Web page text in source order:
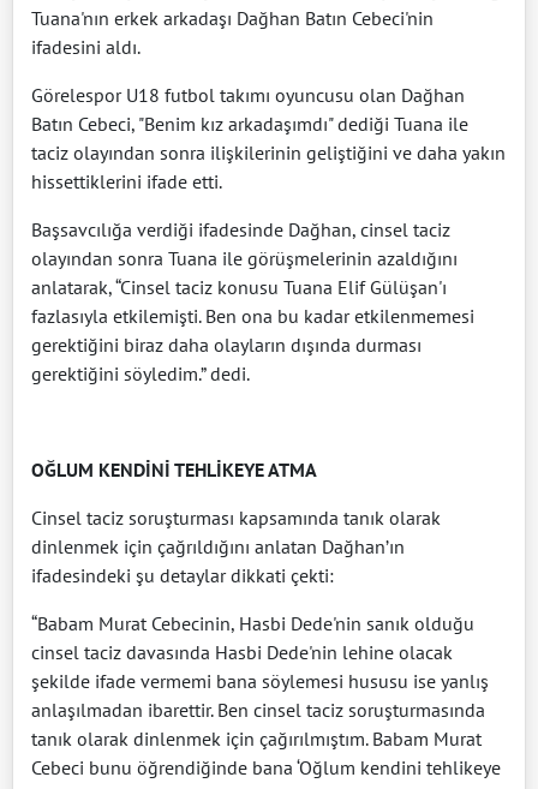
Tuana'nın erkek arkadaşı Dağhan Batın Cebeci'nin
ifadesini aldı.
Görelespor U18 futbol takımı oyuncusu olan Dağhan
Batın Cebeci, "Benim kız arkadaşımdı" dediği Tuana ile
taciz olayından sonra ilişkilerinin geliştiğini ve daha yakın
hissettiklerini ifade etti.
Başsavcılığa verdiği ifadesinde Dağhan, cinsel taciz
olayından sonra Tuana ile görüşmelerinin azaldığını
anlatarak, “Cinsel taciz konusu Tuana Elif Gülüşan'ı
fazlasıyla etkilemişti. Ben ona bu kadar etkilenmemesi
gerektiğini biraz daha olayların dışında durması
gerektiğini söyledim.” dedi.
OĞLUM KENDİNİ TEHLİKEYE ATMA
Cinsel taciz soruşturması kapsamında tanık olarak
dinlenmek için çağrıldığını anlatan Dağhan’ın
ifadesindeki şu detaylar dikkati çekti:
“Babam Murat Cebecinin, Hasbi Dede'nin sanık olduğu
cinsel taciz davasında Hasbi Dede'nin lehine olacak
şekilde ifade vermemi bana söylemesi hususu ise yanlış
anlaşılmadan ibarettir. Ben cinsel taciz soruşturmasında
tanık olarak dinlenmek için çağırılmıştım. Babam Murat
Cebeci bunu öğrendiğinde bana ‘Oğlum kendini tehlikeye